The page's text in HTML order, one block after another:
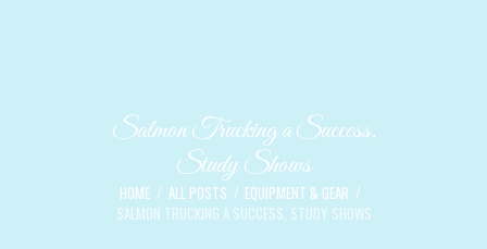
Salmon Trucking a Success,
Study Shows
HOME ALL POSTS
EQUIPMENT & GEAR
SALMON TRUCKING A SUCCESS, STUDY SHOWS